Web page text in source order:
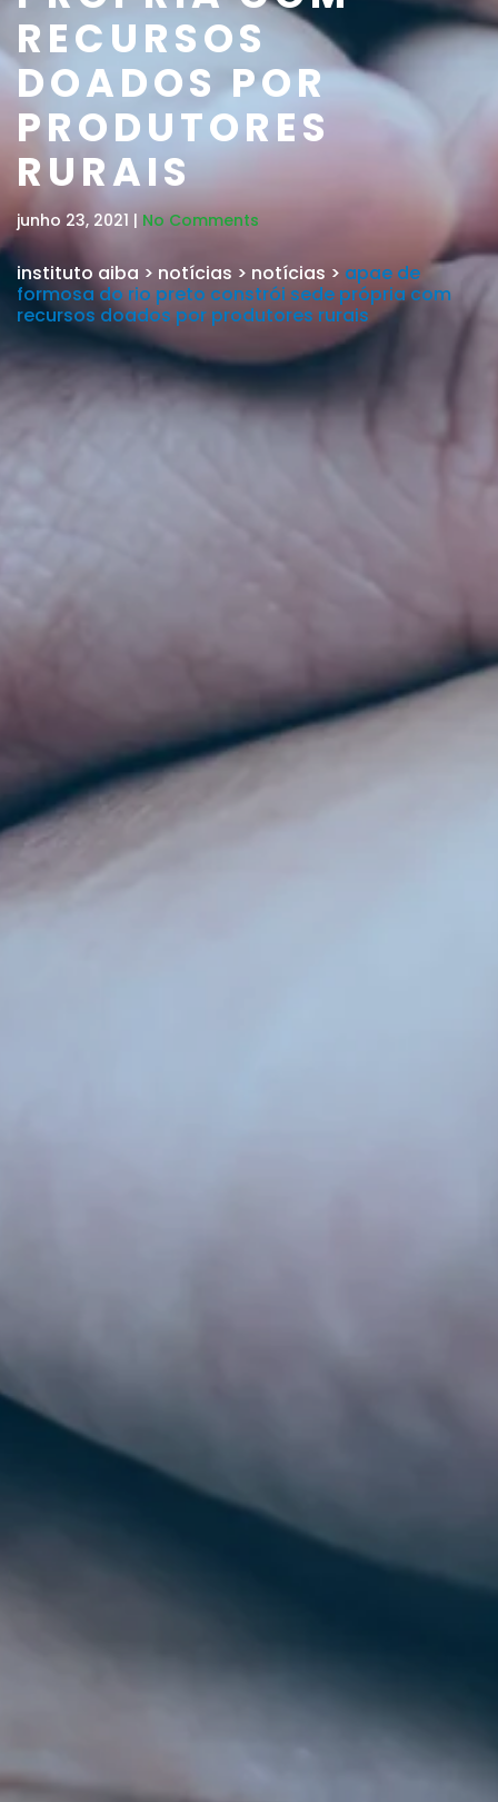
RECURSOS
DOADOS POR
PRODUTORES
RURAIS
junho 23, 2021 | No Comments
instituto aiba > notícias > notícias > apae de
formosa do rio preto constrói sede própria com
recursos doados por produtores rurais